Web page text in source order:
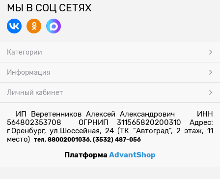
МЫ В СОЦ СЕТЯХ
Категории
Информация
Личный кабинет
ИП Веретенников Алексей Александрович ИНН
564802353708 ОГРНИП 311565820200310 Адрес:
г.Оренбург, ул.Шоссейная, 24 (ТК "Автоград", 2 этаж, 11
место) тел. 88002001036, (3532) 487-056
ПлатформаAdvantShop